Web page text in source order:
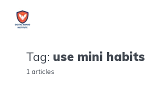
Tag: use mini habits
1 articles